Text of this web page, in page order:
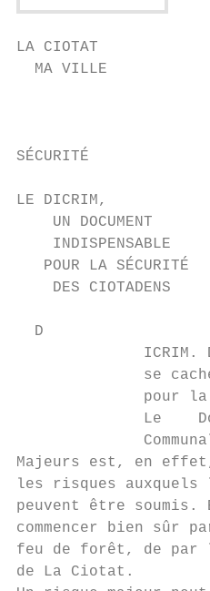
LA CIOTAT
  MA VILLE
SÉCURITÉ
LE DICRIM,
    UN DOCUMENT
    INDISPENSABLE
   POUR LA SÉCURITÉ
    DES CIOTADENS
  D
ICRIM.
se
pour
Le
Majeurs est, en
les risques
peuvent être
commencer bien
feu de forêt, de par
de La Ciotat.